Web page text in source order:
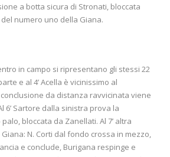
a botta sicura di Stronati, bloccata
numero uno della Giana.
in campo si ripresentano gli stessi 22
e al 4’ Acella è vicinissimo al
da distanza ravvicinata viene
6’ Sartore dalla sinistra prova la
bloccata da Zanellati. Al 7’ altra
N. Corti dal fondo crossa in mezzo,
e conclude, Burigana respinge e